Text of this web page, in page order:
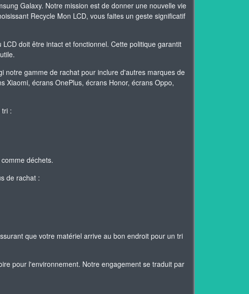
Galaxy. Notre mission est de donner une nouvelle vie
Recycle Mon LCD, vous faites un geste significatif
doit être intact et fonctionnel. Cette politique garantit
notre gamme de rachat pour inclure d'autres marques de
Xiaomi, écrans OnePlus, écrans Honor, écrans Oppo,
:
déchets.
de rachat :
que votre matériel arrive au bon endroit pour un tri
pour l'environnement. Notre engagement se traduit par